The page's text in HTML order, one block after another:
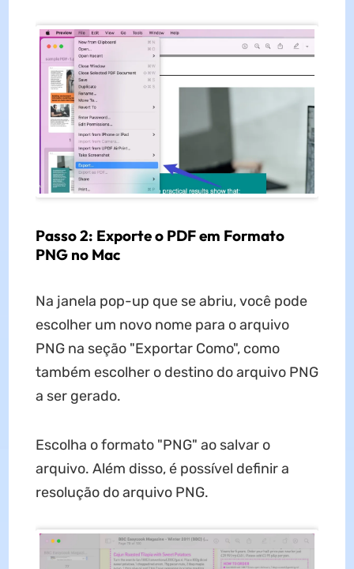
Passo 2: Exporte o PDF em Formato
PNG no Mac
Na janela pop-up que se abriu, você pode
escolher um novo nome para o arquivo
PNG na seção "Exportar Como", como
também escolher o destino do arquivo PNG
a ser gerado.
Escolha o formato "PNG" ao salvar o
arquivo. Além disso, é possível definir a
resolução do arquivo PNG.